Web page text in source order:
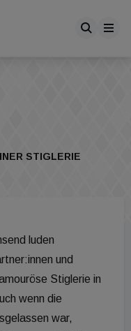
STIGLERIE
luden
und
Stiglerie in
wenn die
war,